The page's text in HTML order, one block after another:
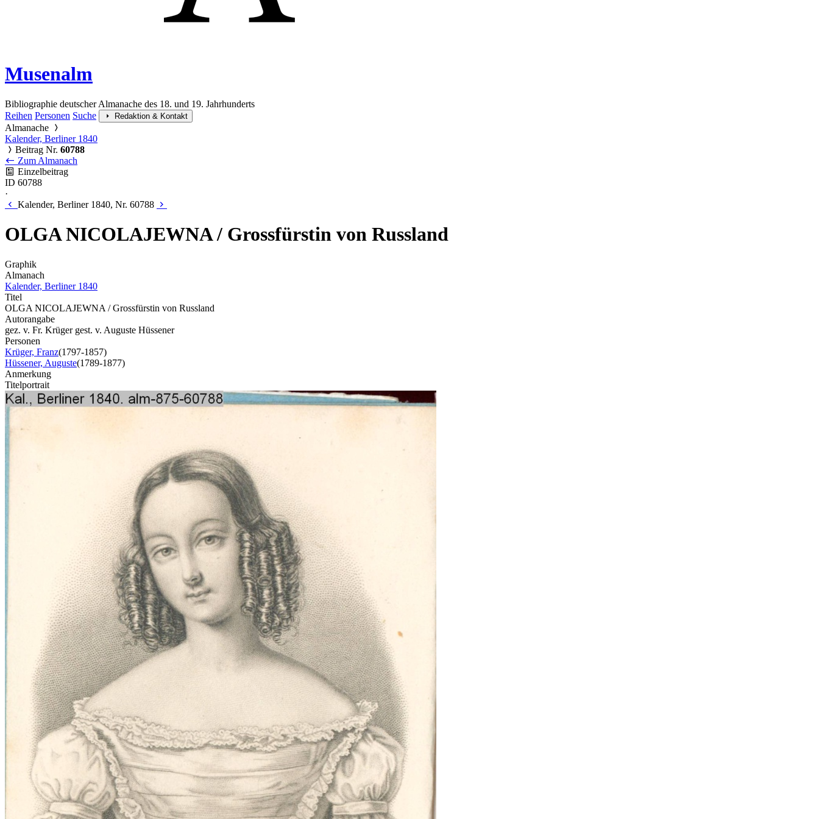
Musenalm
Bibliographie deutscher Almanache des 18. und 19. Jahrhunderts
Reihen Personen Suche Redaktion & Kontakt
Almanache
Kalender, Berliner 1840
Beitrag Nr. 60788
Zum Almanach
Einzelbeitrag
ID 60788
·
Kalender, Berliner 1840, Nr. 60788
OLGA NICOLAJEWNA / Grossfürstin von Russland
Graphik
Almanach
Kalender, Berliner 1840
Titel
OLGA NICOLAJEWNA / Grossfürstin von Russland
Autorangabe
gez. v. Fr. Krüger gest. v. Auguste Hüssener
Personen
Krüger, Franz(1797-1857)
Hüssener, Auguste(1789-1877)
Anmerkung
Titelportrait